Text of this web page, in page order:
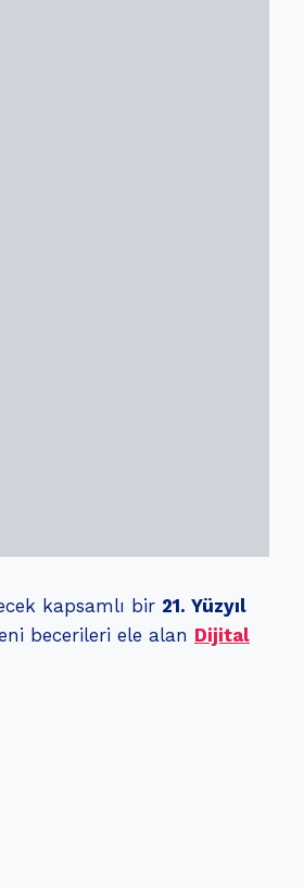
kapsamlı bir 21. Yüzyıl
becerileri ele alan Dijital